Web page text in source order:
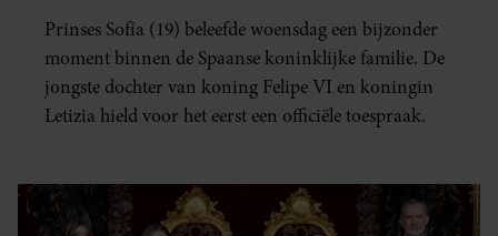
Prinses Sofía (19) beleefde woensdag een bijzonder
moment binnen de Spaanse koninklijke familie. De
jongste dochter van koning Felipe VI en koningin
Letizia hield voor het eerst een officiële toespraak.